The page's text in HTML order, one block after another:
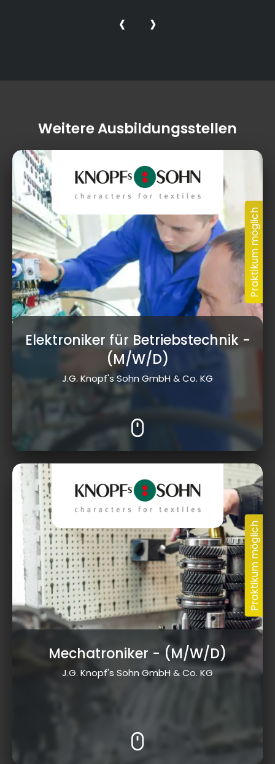
‹ ›
Weitere Ausbildungsstellen
Elektroniker für Betriebstechnik-
(M/W/D)
J.G. Knopf's Sohn GmbH & Co. KG
Mechatroniker - (M/W/D)
J.G. Knopf's Sohn GmbH & Co. KG